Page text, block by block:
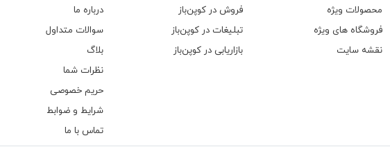
محصولات ویژه
فروشگاه های ویژه
نقشه سایت
فروش در کوپن‌باز
تبلیغات در کوپن‌باز
بازاریابی در کوپن‌باز
درباره ما
سوالات متداول
بلاگ
نظرات شما
حریم خصوصی
شرایط و ضوابط
تماس با ما